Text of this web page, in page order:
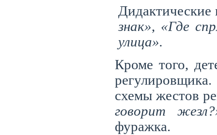
знак», «Где
улица».
Кроме того,
схемы жестов
говорит
фуражка.